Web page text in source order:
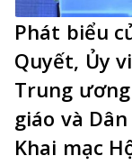
Phát biểu
Quyết, Ủy
Trung
giáo và
Khai mạc